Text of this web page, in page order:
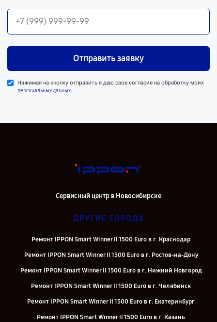
Отправить заявку
Нажимая на кнопку отправить я даю свое согласие на обработку моих
персональных данных.
Сервисный центр в Новосибирске
ДРУГИЕ ГОРОДА
Ремонт IPPON Smart Winner II 1500 Euro в г. Краснодар
Ремонт IPPON Smart Winner II 1500 Euro в г. Ростов-на-Дону
Ремонт IPPON Smart Winner II 1500 Euro в г. Нижний Новгород
Ремонт IPPON Smart Winner II 1500 Euro в г. Челябинск
Ремонт IPPON Smart Winner II 1500 Euro в г. Екатеринбург
Ремонт IPPON Smart Winner II 1500 Euro в г. Казань